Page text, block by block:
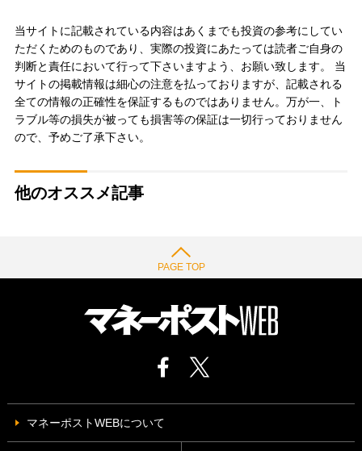
当サイトに記載されている内容はあくまでも投資の参考にしてい
ただくためのものであり、実際の投資にあたっては読者ご自身の
判断と責任において行って下さいますよう、お願い致します。 当
サイトの掲載情報は細心の注意を払っておりますが、記載される
全ての情報の正確性を保証するものではありません。万が一、ト
ラブル等の損失が被っても損害等の保証は一切行っておりません
ので、予めご了承下さい。
他のオススメ記事
PAGE TOP
マネーポストWEBについて